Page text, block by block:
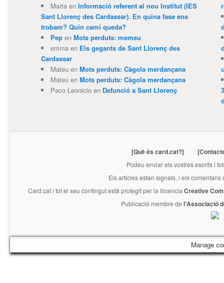
Martaen Informació referent al nou Institut (IES
Sant Llorenç des Cardassar). En quina fase ens
trobam? Quin camí queda?
Pepen Mots perduts: memeu
emmaen Els gegants de Sant Llorenç des
Cardassar
Mateuen Mots perduts: Càgola merdançana
Mateuen Mots perduts: Càgola merdançana
Paco Leonicioen Defunció a Sant Llorenç
[Què és card.cat?]
Podeu enviar els vostres escrits i
Els articles estan signats, i els
Card.cati tot el seu contingut està protegit per la llicencia Creative
Publicació membre de l'Associació
Manage